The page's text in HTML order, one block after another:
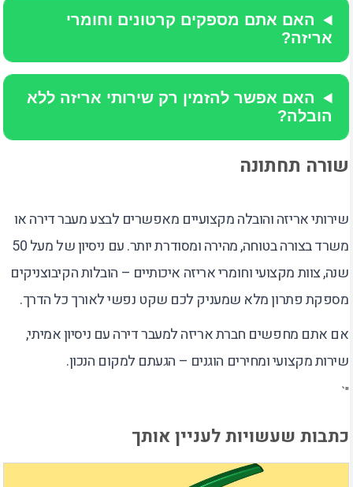
האם אתם מספקים קרטונים וחומרי
אריזה?
האם אפשר להזמין רק שירותי אריזה ללא
הובלה?
שורה תחתונה
שירותי אריזה והובלה מקצועיים מאפשרים לבצע מעבר דירה או
משרד בצורה בטוחה, מהירה ומסודרת יותר. עם ניסיון של מעל 50
שנה, צוות מקצועי וחומרי אריזה איכותיים – הובלות הקיבוצניקים
מספקת פתרון מלא שמעניק לכם שקט נפשי לאורך כל הדרך.
אם אתם מחפשים חברת אריזה למעבר דירה עם ניסיון אמיתי,
שירות מקצועי ומחירים הוגנים – הגעתם למקום הנכון.
"`
כתבות שעשויות לעניין אותך